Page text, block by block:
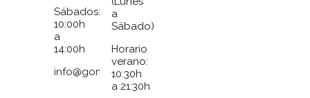
Sábados:
10:00h
a
14:00h
info@gomezymolina.com
a
Sábado)
Horario
verano:
10:30h
a 21:30h